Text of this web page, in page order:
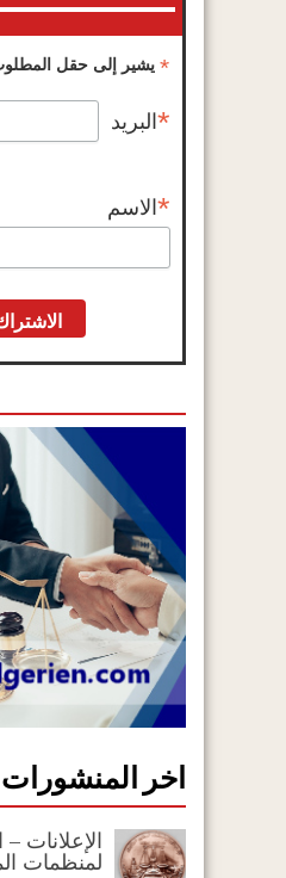
*يشير إلى حقل
* البريد
*الاسم
اخر المنشورات
الإعلانات –
لمنظمات